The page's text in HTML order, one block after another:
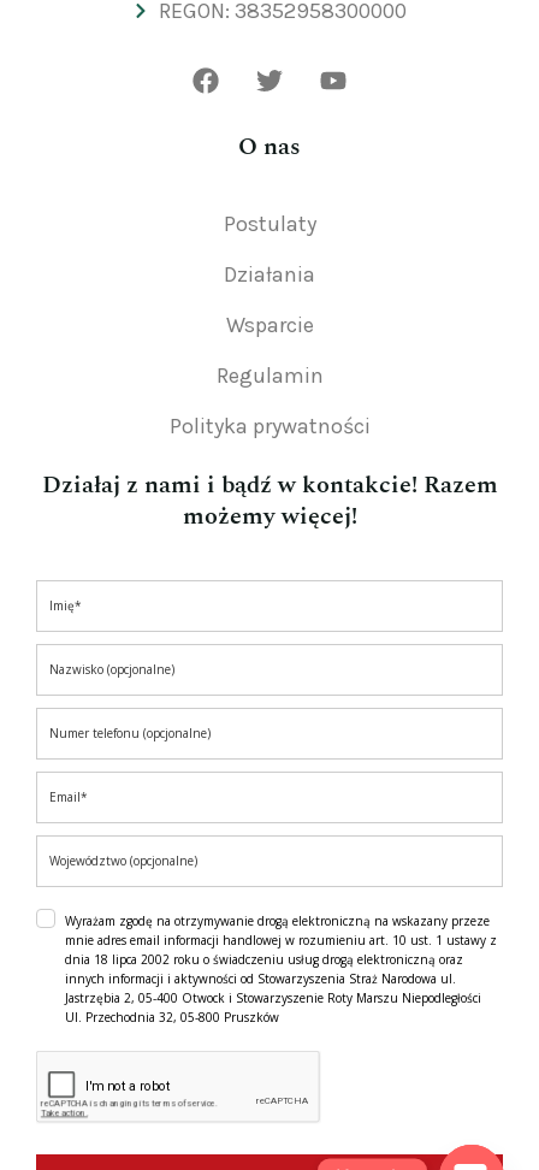
REGON: 38352958300000
O nas
Postulaty
Działania
Wsparcie
Regulamin
Polityka prywatności
Działaj z nami i bądź w kontakcie! Razem
możemy więcej!
Wyrażam zgodę na otrzymywanie drogą elektroniczną na wskazany przeze
mnie adres email informacji handlowej w rozumieniu art. 10 ust. 1 ustawy z
dnia 18 lipca 2002 roku o świadczeniu usług drogą elektroniczną oraz
innych informacji i aktywności od Stowarzyszenia Straż Narodowa ul.
Jastrzębia 2, 05-400 Otwock i Stowarzyszenie Roty Marszu Niepodległości
Ul. Przechodnia 32, 05-800 Pruszków